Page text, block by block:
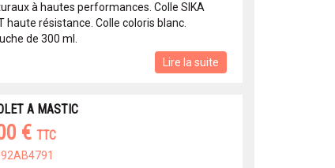
à hautes performances. Colle SIKA
haute résistance. Colle coloris blanc.
de 300 ml.
Lire la suite
A MASTIC
€ TTC